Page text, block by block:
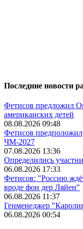
Последние новости
Фетисов предложил
американских детей
08.08.2026 09:48
Фетисов
ЧМ-2027
07.08.2026 13:36
Определились
06.08.2026 17:33
Фетисов: "Россию
вроде фон дер Ляйен"
06.08.2026 11:37
Генменеджер
06.08.2026 00:54